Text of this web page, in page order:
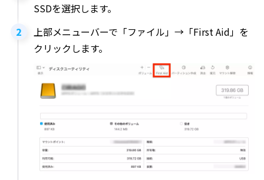
SSDを選択します。
上部メニューバーで「ファイル」→「First Aid」を
クリックします。